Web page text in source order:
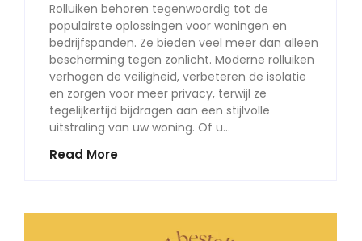
Rolluiken behoren tegenwoordig tot de
populairste oplossingen voor woningen en
bedrijfspanden. Ze bieden veel meer dan alleen
bescherming tegen zonlicht. Moderne rolluiken
verhogen de veiligheid, verbeteren de isolatie
en zorgen voor meer privacy, terwijl ze
tegelijkertijd bijdragen aan een stijlvolle
uitstraling van uw woning. Of u…
Read More